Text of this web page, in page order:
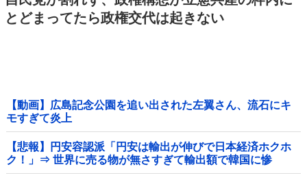
とどまってたら政権交代は起きない
【動画】広島記念公園を追い出された左翼さん、流石にキ
モすぎて炎上
【悲報】円安容認派「円安は輸出が伸びで日本経済ホクホ
ク！」⇒ 世界に売る物が無さすぎて輸出額で韓国に惨
敗・・・